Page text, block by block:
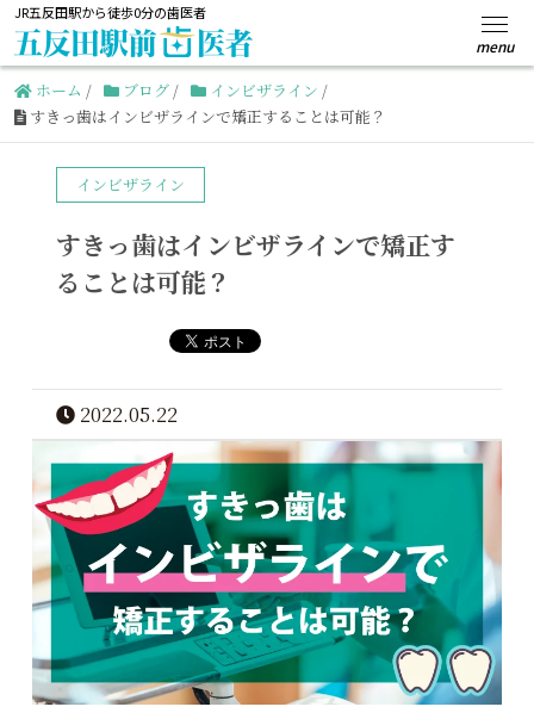
JR五反田駅から徒歩0分の歯医者
ホーム / ブログ / インビザライン /
すきっ歯はインビザラインで矯正することは可能？
インビザライン
すきっ歯はインビザラインで矯正す
ることは可能？
2022.05.22